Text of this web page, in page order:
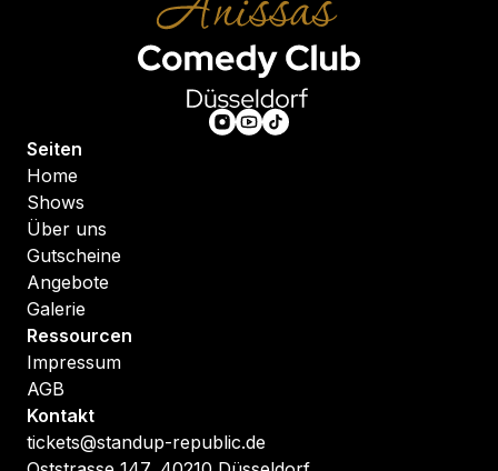
Seiten
Home
Shows
Über uns
Gutscheine
Angebote
Galerie
Ressourcen
Impressum
AGB
Kontakt
tickets@standup-republic.de